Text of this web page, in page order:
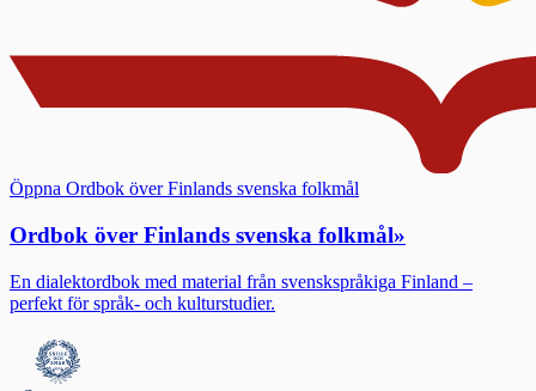
Öppna Ordbok över Finlands svenska folkmål
Ordbok över Finlands svenska folkmål»
En dialektordbok med material från svenskspråkiga Finland –
perfekt för språk- och kulturstudier.